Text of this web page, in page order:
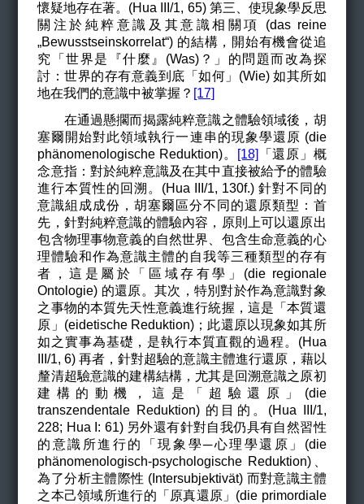
懷疑地存在著。(Hua III/1, 65) 第三、使現象學反思
關注於純粹意識及其意識相關項 (das reine
„Bewusstseinskorrelat“) 的結構，開始有機會從追
究「世界是『什麼』(Was)？」的問題而改為探
討：世界的存有意義到底「如何」(Wie) 如其所如
地在我們的意識中被掌握？ [17]
在通過懸擱而揭露純粹意識之體驗領域後，胡
塞爾開始對此領域執行一連串的現象學還原 (die
phänomenologische Reduktion)。
[18]
「還原」概
念意指：對於純粹意識及在其中直接被給予的體驗
進行本質性的回溯。(Hua III/1, 130f.) 針對不同的
意識組成成份，胡塞爾區分不同的還原類型：首
先，針對純粹意識的體驗內容，原則上可以還原出
包含物理事物意義的自然世界、包含生命意義的心
理體驗和作為意識主體的自我等三種類型的存有
者，這是屬於「區域存有學」(die regionale
Ontologie) 的還原。其次，特別對於作為意識對象
之事物的本質先天性意義進行統握，這是「本質還
原」(eidetische Reduktion)；此還原以現象如其所
如之實事為基礎，是執行本質直觀的過程。(Hua
III/1, 6) 再者，針對超驗的意識主體進行還原，藉以
釐清超驗意識的建構結構，尤其是回溯意識之原初
建構的動機，這是「超驗還原」(die
transzendentale Reduktion) 的目的。(Hua III/1,
228; Hua I: 61) 另外還有針對自我仍具有自然習性
的意識所進行的「現象學─心理學還原」(die
phänomenologisch-psychologische Reduktion)、
為了分析主體際性 (Intersubjektivät) 而對意識主體
之本己領域所進行的「原真還原」(die primordiale